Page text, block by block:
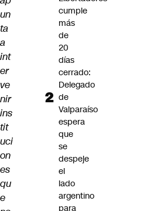
un
ta
a
int
er
ve
nir
ins
tit
uci
on
es
qu
e
cumple
más
de
20
días
cerrado:
Delegado
de
Valparaíso
espera
que
se
despeje
el
lado
argentino
para